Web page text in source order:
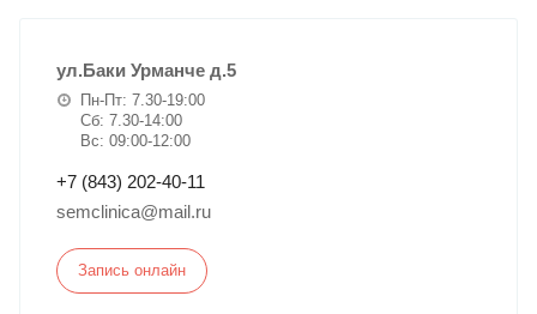
ул.Баки Урманче д.5
Пн-Пт: 7.30-19:00
Сб: 7.30-14:00
Вс: 09:00-12:00
+7 (843) 202-40-11
semclinica@mail.ru
Запись онлайн